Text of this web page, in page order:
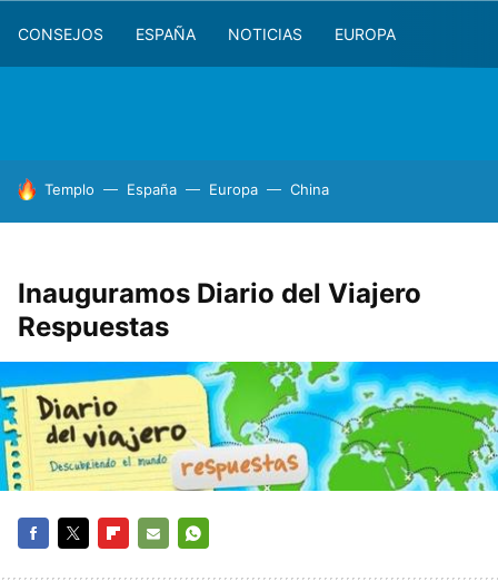
CONSEJOS ESPAÑA NOTICIAS EUROPA
HOY SE HABLA DE
Templo España Europa China
Inauguramos Diario del Viajero
Respuestas